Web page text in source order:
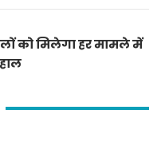
को मिलेगा हर मामले में